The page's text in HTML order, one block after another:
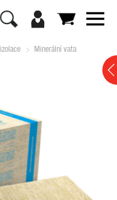
Minerální vata